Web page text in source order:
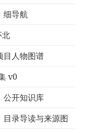
细导航
北
目人物图谱
v0
公开知识库
目录导读与来源图